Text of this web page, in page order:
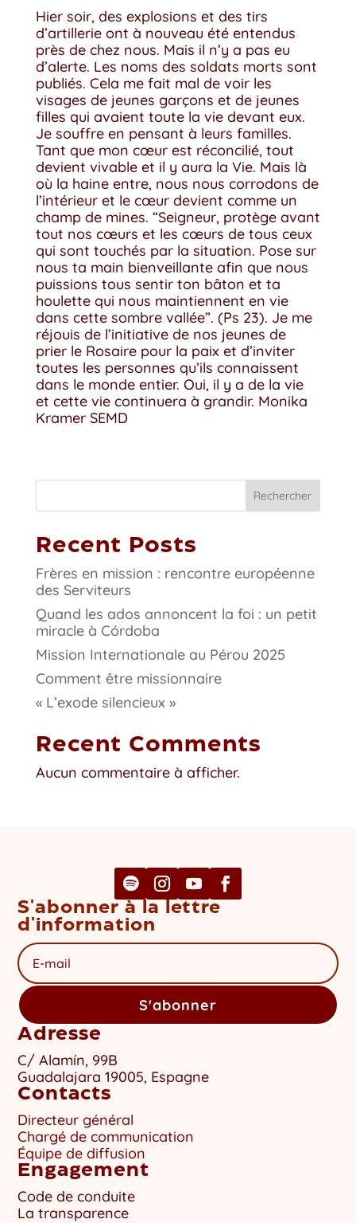
Hier soir, des explosions et des tirs
d’artillerie ont à nouveau été entendus
près de chez nous. Mais il n’y a pas eu
d’alerte. Les noms des soldats morts sont
publiés. Cela me fait mal de voir les
visages de jeunes garçons et de jeunes
filles qui avaient toute la vie devant eux.
Je souffre en pensant à leurs familles.
Tant que mon cœur est réconcilié, tout
devient vivable et il y aura la Vie. Mais là
où la haine entre, nous nous corrodons de
l’intérieur et le cœur devient comme un
champ de mines. “Seigneur, protège avant
tout nos cœurs et les cœurs de tous ceux
qui sont touchés par la situation. Pose sur
nous ta main bienveillante afin que nous
puissions tous sentir ton bâton et ta
houlette qui nous maintiennent en vie
dans cette sombre vallée”. (Ps 23). Je me
réjouis de l’initiative de nos jeunes de
prier le Rosaire pour la paix et d’inviter
toutes les personnes qu’ils connaissent
dans le monde entier. Oui, il y a de la vie
et cette vie continuera à grandir. Monika
Kramer SEMD
Rechercher
Recent Posts
Frères en mission : rencontre européenne
des Serviteurs
Quand les ados annoncent la foi : un petit
miracle à Córdoba
Mission Internationale au Pérou 2025
Comment être missionnaire
« L’exode silencieux »
Recent Comments
Aucun commentaire à afficher.
S'abonner à la lettre
d'information
S'abonner
Adresse
C/ Alamín, 99B
Guadalajara 19005, Espagne
Contacts
Directeur général
Chargé de communication
Équipe de diffusion
Engagement
Code de conduite
La transparence